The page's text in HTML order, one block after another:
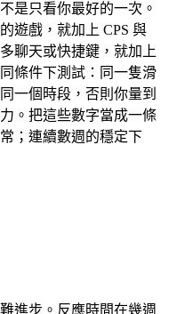
是只看你最好的一次。
遊戲，就加上 CPS 與
聊天或快捷鍵，就加上
條件下測試：同一隻滑
一個時段，否則你量到
。把這些數字當成一條
；連續數週的穩定下
進步。反應時間在幾週